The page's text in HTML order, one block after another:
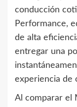
conducción
Performance,
de alta
entregar una
experiencia de
Al comparar el